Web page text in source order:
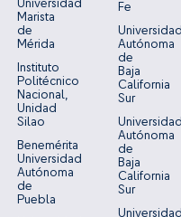
Marista
de
Mérida
Instituto
Politécnico
Nacional,
Unidad
Silao
Benemérita
Universidad
Autónoma
de
Puebla
Fe
Autónoma
de
Baja
California
Sur
Autónoma
de
Baja
California
Sur